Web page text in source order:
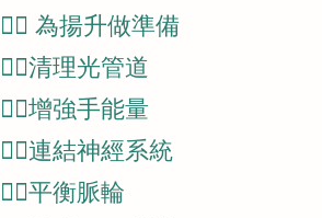
👉🏼 為揚升做準備
👉🏼清理光管道
👉🏼增強手能量
👉🏼連結神經系統
👉🏼平衡脈輪